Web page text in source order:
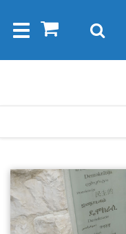
0 חיפוש